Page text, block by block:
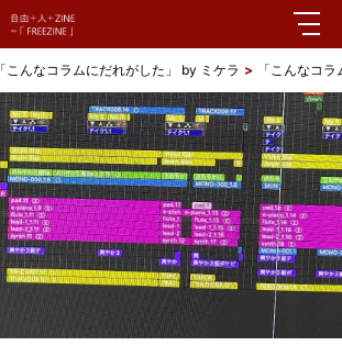
「こんなコラムにだれがした」 by ミケラ 「こんなコ